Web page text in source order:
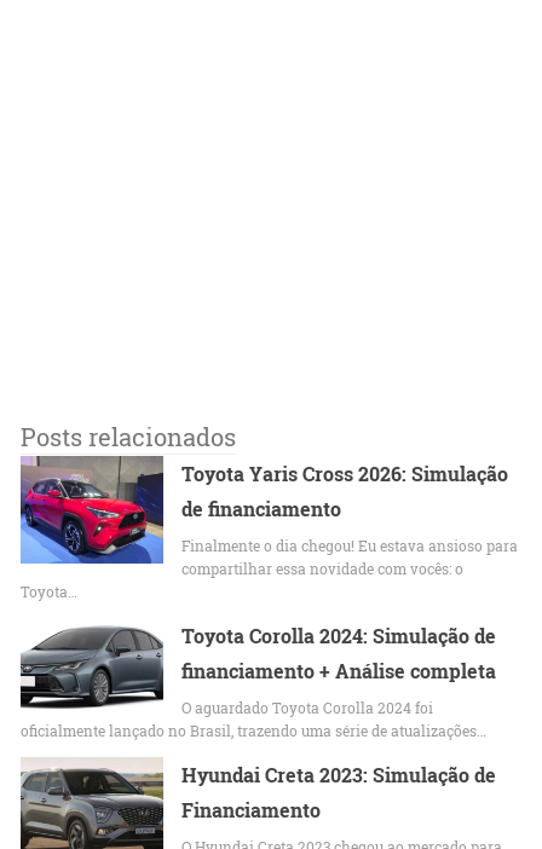
Posts relacionados
Toyota Yaris Cross 2026: Simulação
de financiamento
Finalmente o dia chegou! Eu estava ansioso para
compartilhar essa novidade com vocês: o
Toyota…
Toyota Corolla 2024: Simulação de
financiamento + Análise completa
O aguardado Toyota Corolla 2024 foi
oficialmente lançado no Brasil, trazendo uma série de atualizações…
Hyundai Creta 2023: Simulação de
Financiamento